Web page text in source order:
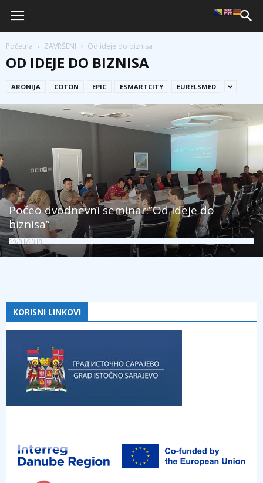
Početna ZAVRŠENI Od ideje do biznisa
OD IDEJE DO BIZNISA
ARONIJA COTON EPIC ESMARTCITY EURELSMED
Počeo dvodnevni seminar:”Od ideje do
biznisa”
29/01/2018
KORISNI LINKOVI